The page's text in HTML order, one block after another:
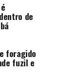
de
foragido
fuzil e